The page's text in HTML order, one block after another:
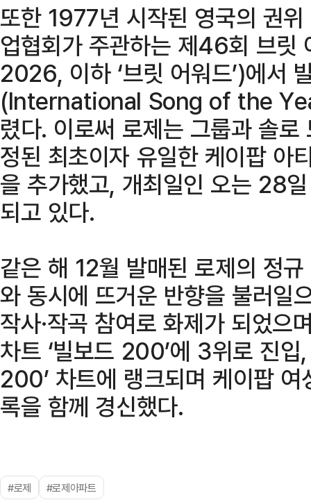
또한 1977년 시작된 영국의 권
업협회가 주관하는 제46회 브
2026, 이하 ‘브릿 어워드’)에서
(International Song of the
렸다. 이로써 로제는 그룹과 솔로
정된 최초이자 유일한 케이팝 아
을 추가했고, 개최일인 오는 28
되고 있다.
같은 해 12월 발매된 로제의 정
와 동시에 뜨거운 반향을 불러일
작사·작곡 참여로 화제가 되었으
차트 ‘빌보드 200’에 3위로 진
200’ 차트에 랭크되며 케이팝
록을 함께 경신했다.
#로제 #로제아파트